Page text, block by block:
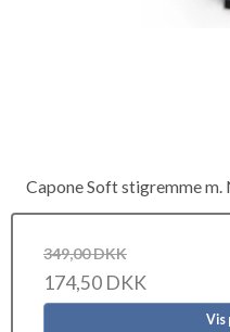
Capone Soft stigremme
349,00 DKK
174,50 DKK
Vis